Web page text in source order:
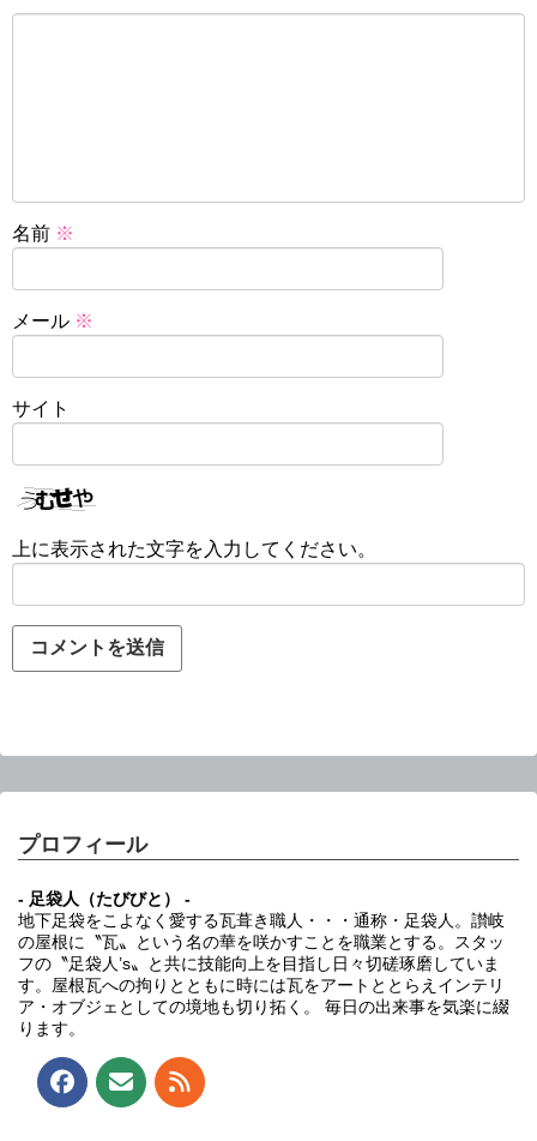
名前 ※
メール ※
サイト
上に表示された文字を入力してください。
プロフィール
- 足袋人（たびびと） -
地下足袋をこよなく愛する瓦葺き職人・・・通称・足袋人。讃岐
の屋根に〝瓦〟という名の華を咲かすことを職業とする。スタッ
フの〝足袋人’s〟と共に技能向上を目指し日々切磋琢磨していま
す。屋根瓦への拘りとともに時には瓦をアートととらえインテリ
ア・オブジェとしての境地も切り拓く。 毎日の出来事を気楽に綴
ります。